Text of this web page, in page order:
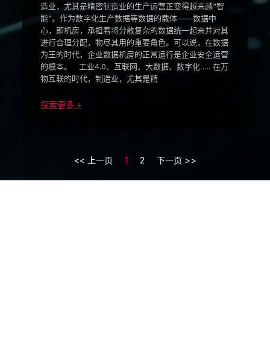
造业，尤其是精密制造业的生产运营正变得越来越“智
能”。作为数字化生产数据等数据的载体——数据中
心，即机房，承担着将分散复杂的数据统一起来并对其
进行合理分配，物尽其用的重要角色。可以说，在数据
为王的时代，企业数据机房的正常运行是企业安全运营
的根本。 工业4.0、互联网、大数据、数字化….. 在万
物互联的时代，制造业，尤其是精
探索更多 +
<< 上一页 1 2 下一页 >>